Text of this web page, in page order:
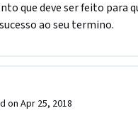
que deve ser feito para
ao seu termino.
on Apr 25, 2018